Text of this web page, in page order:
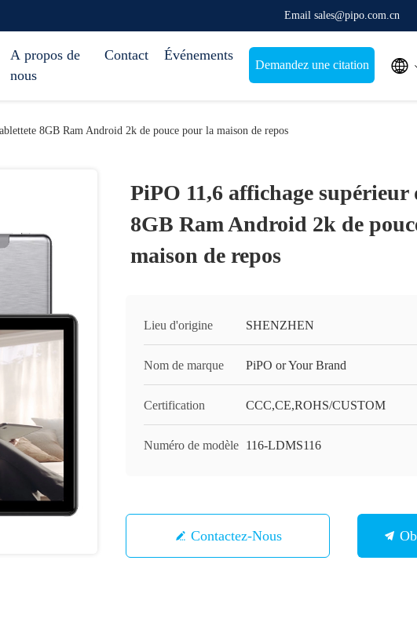
Email sales@pipo.com.cn
A propos de
nous
Contact Événements
Demandez une citation 
8GB Ram Android 2k de pouce pour la maison de repos
PiPO 11,6 affichage supérieur
8GB Ram Android 2k de
maison de repos
Lieu d'origine SHENZHEN
Nom de marque PiPO or Your Brand
Certification CCC,CE,ROHS/CUSTOM
Numéro de modèle 116-LDMS116
Contactez-Nous